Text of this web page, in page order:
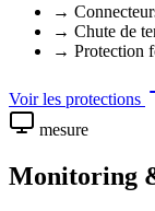
→
→ Chute de
→ Protection
Voir les protections
mesure
Monitoring